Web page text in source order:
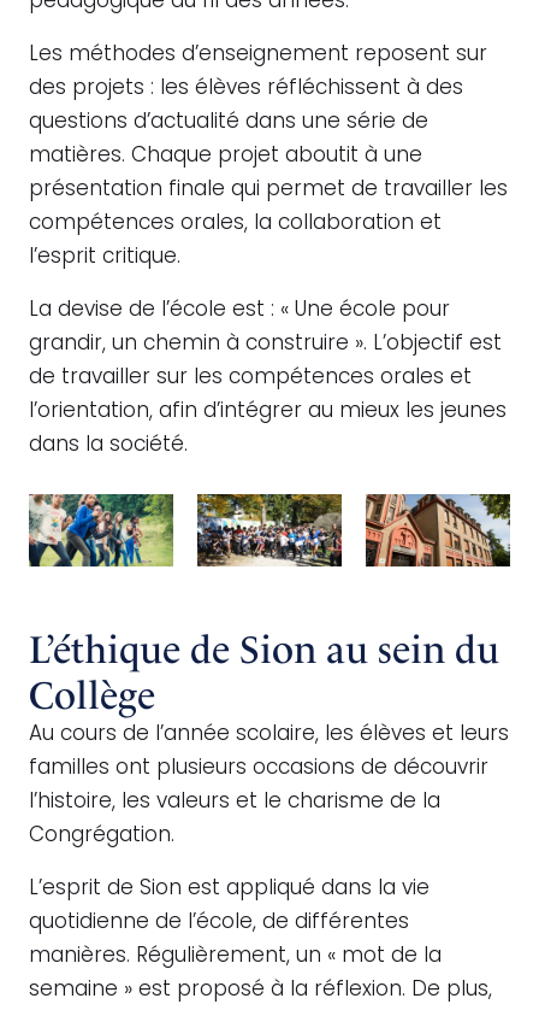
Les méthodes d’enseignement reposent sur
des projets : les élèves réfléchissent à des
questions d’actualité dans une série de
matières. Chaque projet aboutit à une
présentation finale qui permet de travailler les
compétences orales, la collaboration et
l’esprit critique.
La devise de l’école est : « Une école pour
grandir, un chemin à construire ». L’objectif est
de travailler sur les compétences orales et
l’orientation, afin d’intégrer au mieux les jeunes
dans la société.
L’éthique de Sion au sein du
Collège
Au cours de l’année scolaire, les élèves et leurs
familles ont plusieurs occasions de découvrir
l’histoire, les valeurs et le charisme de la
Congrégation.
L’esprit de Sion est appliqué dans la vie
quotidienne de l’école, de différentes
manières. Régulièrement, un « mot de la
semaine » est proposé à la réflexion. De plus,